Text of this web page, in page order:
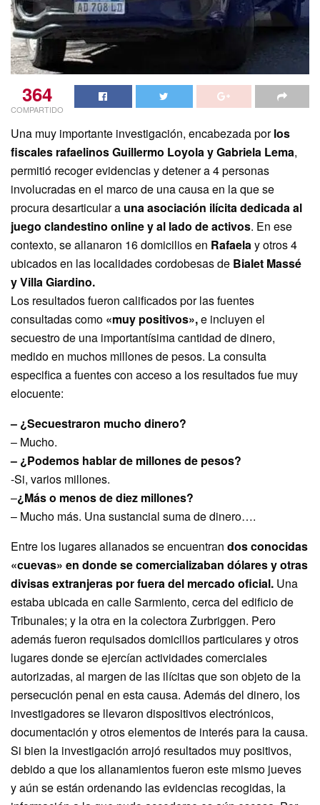
364
COMPARTIDO
Una muy importante investigación, encabezada porlos
fiscales rafaelinos Guillermo Loyola y Gabriela Lema,
permitió recoger evidencias y detener a 4 personas
involucradas en el marco de una causa en la que se
procura desarticular a una asociación ilícita dedicada al
juego clandestino online y al lado de activos. En ese
contexto, se allanaron 16 domicilios en Rafaelay otros 4
ubicados en las localidades cordobesas de Bialet Massé
y Villa Giardino.
Los resultados fueron calificados por las fuentes
consultadas como «muy positivos»,e incluyen el
secuestro de una importantísima cantidad de dinero,
medido en muchos millones de pesos. La consulta
especifica a fuentes con acceso a los resultados fue muy
elocuente:
– ¿Secuestraron mucho dinero?
– Mucho.
– ¿Podemos hablar de millones de pesos?
-Si, varios millones.
–¿Más o menos de diez millones?
– Mucho más. Una sustancial suma de dinero….
Entre los lugares allanados se encuentran dos conocidas
«cuevas» en donde se comercializaban dólares y otras
divisas extranjeras por fuera del mercado oficial. Una
estaba ubicada en calle Sarmiento, cerca del edificio de
Tribunales; y la otra en la colectora Zurbriggen. Pero
además fueron requisados domicilios particulares y otros
lugares donde se ejercían actividades comerciales
autorizadas, al margen de las ilícitas que son objeto de la
persecución penal en esta causa. Además del dinero, los
investigadores se llevaron dispositivos electrónicos,
documentación y otros elementos de interés para la causa.
Si bien la investigación arrojó resultados muy positivos,
debido a que los allanamientos fueron este mismo jueves
y aún se están ordenando las evidencias recogidas, la